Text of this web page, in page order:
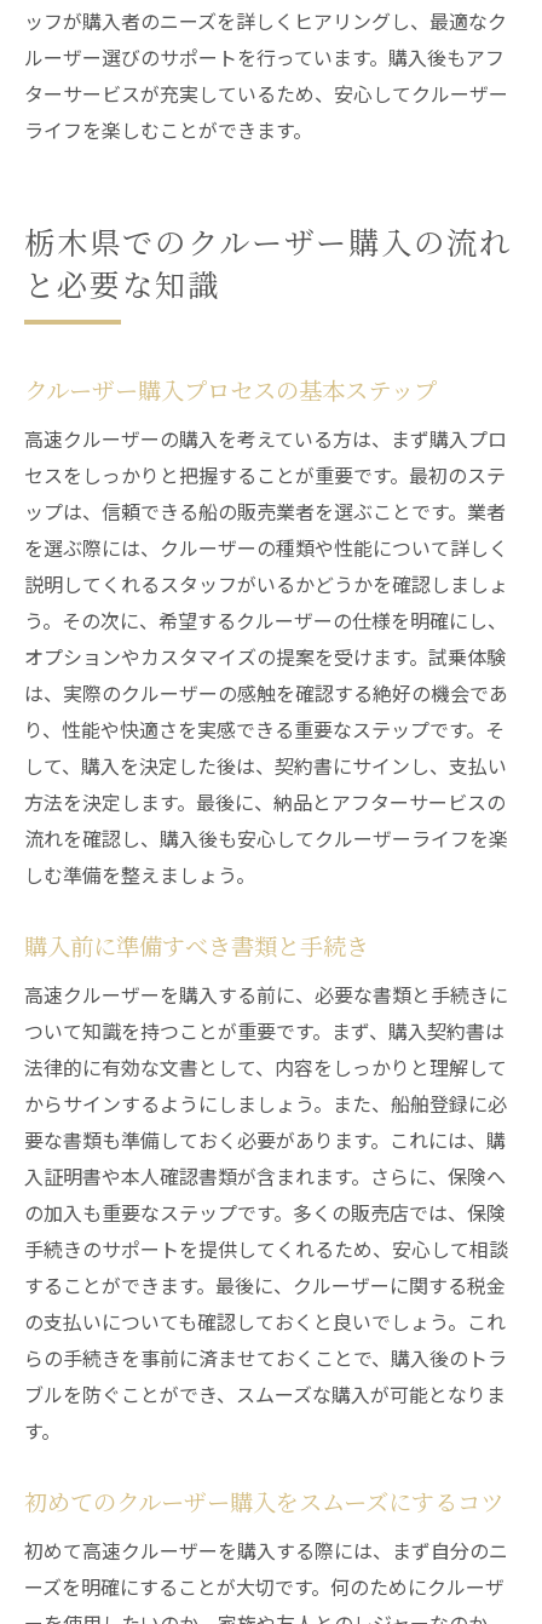
ッフが購入者のニーズを詳しくヒアリングし、最適なク
ルーザー選びのサポートを行っています。購入後もアフ
ターサービスが充実しているため、安心してクルーザー
ライフを楽しむことができます。
栃木県でのクルーザー購入の流れ
と必要な知識
クルーザー購入プロセスの基本ステップ
高速クルーザーの購入を考えている方は、まず購入プロ
セスをしっかりと把握することが重要です。最初のステ
ップは、信頼できる船の販売業者を選ぶことです。業者
を選ぶ際には、クルーザーの種類や性能について詳しく
説明してくれるスタッフがいるかどうかを確認しましょ
う。その次に、希望するクルーザーの仕様を明確にし、
オプションやカスタマイズの提案を受けます。試乗体験
は、実際のクルーザーの感触を確認する絶好の機会であ
り、性能や快適さを実感できる重要なステップです。そ
して、購入を決定した後は、契約書にサインし、支払い
方法を決定します。最後に、納品とアフターサービスの
流れを確認し、購入後も安心してクルーザーライフを楽
しむ準備を整えましょう。
購入前に準備すべき書類と手続き
高速クルーザーを購入する前に、必要な書類と手続きに
ついて知識を持つことが重要です。まず、購入契約書は
法律的に有効な文書として、内容をしっかりと理解して
からサインするようにしましょう。また、船舶登録に必
要な書類も準備しておく必要があります。これには、購
入証明書や本人確認書類が含まれます。さらに、保険へ
の加入も重要なステップです。多くの販売店では、保険
手続きのサポートを提供してくれるため、安心して相談
することができます。最後に、クルーザーに関する税金
の支払いについても確認しておくと良いでしょう。これ
らの手続きを事前に済ませておくことで、購入後のトラ
ブルを防ぐことができ、スムーズな購入が可能となりま
す。
初めてのクルーザー購入をスムーズにするコツ
初めて高速クルーザーを購入する際には、まず自分のニ
ーズを明確にすることが大切です。何のためにクルーザ